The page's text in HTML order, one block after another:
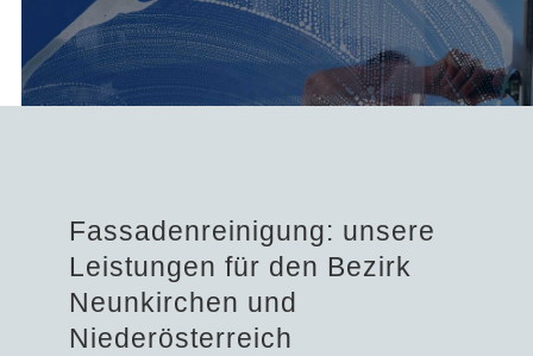
Fassadenreinigung: unsere
Leistungen für den Bezirk
Neunkirchen und
Niederösterreich